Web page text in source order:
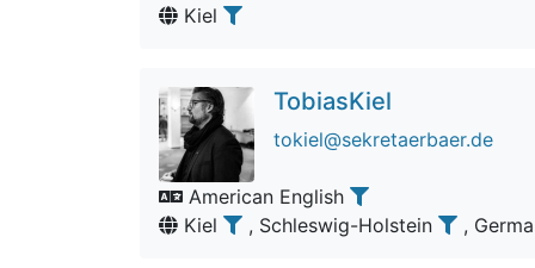
Kiel
TobiasKiel
tokiel@sekretaerbaer.de
American English
Kiel
, Schleswig-Holstein ,